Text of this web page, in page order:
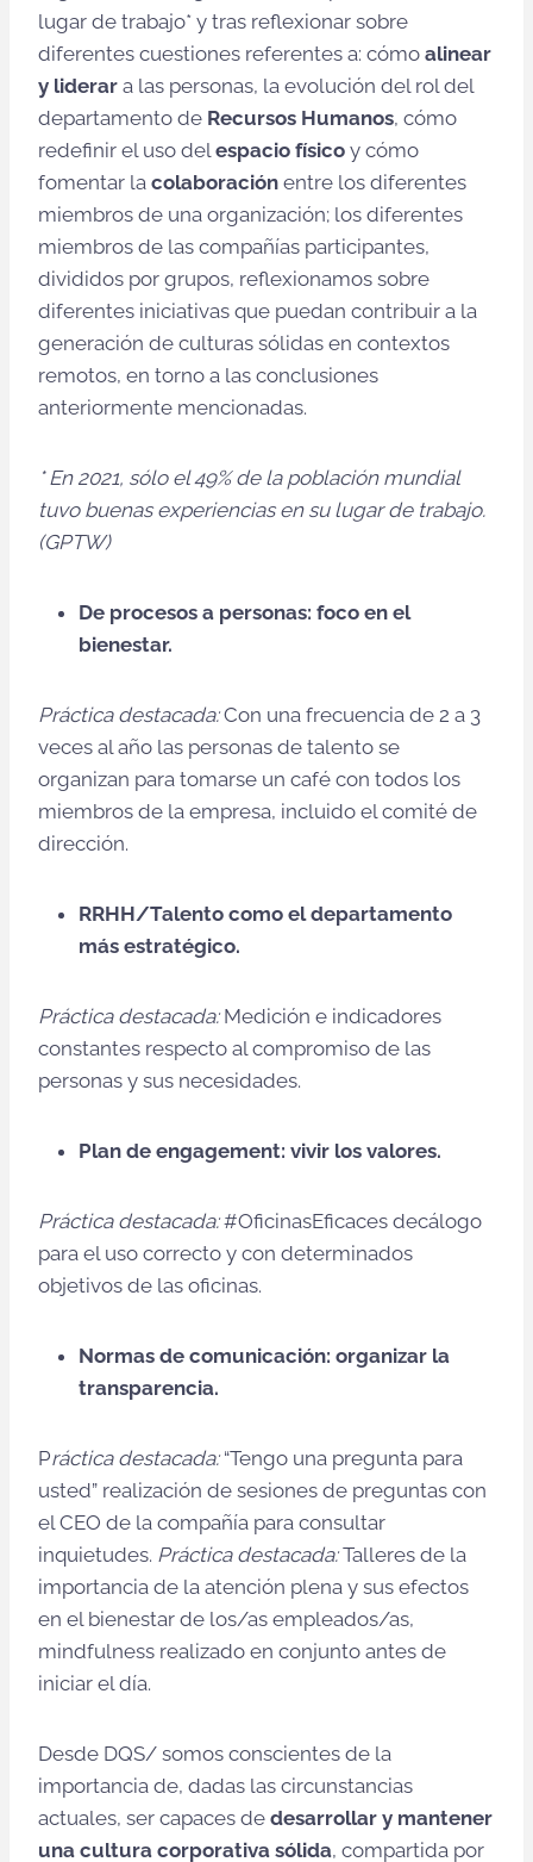
lugar de trabajo* y tras reflexionar sobre
diferentes cuestiones referentes a: cómo alinear
y liderar a las personas, la evolución del rol del
departamento de Recursos Humanos, cómo
redefinir el uso delespacio físico y cómo
fomentar la colaboración entre los diferentes
miembros de una organización; los diferentes
miembros de las compañías participantes,
divididos por grupos, reflexionamos sobre
diferentes iniciativas que puedan contribuir a la
generación de culturas sólidas en contextos
remotos, en torno a las conclusiones
anteriormente mencionadas.
* En 2021, sólo el 49% de la población mundial
tuvo buenas experiencias en su lugar de trabajo.
(GPTW)
De procesos a personas: foco en el
bienestar.
Práctica destacada:Con una frecuencia de 2 a 3
veces al año las personas de talento se
organizan para tomarse un café con todos los
miembros de la empresa, incluido el comité de
dirección.
RRHH/Talento como el departamento
más estratégico.
Práctica destacada:Medición e indicadores
constantes respecto al compromiso de las
personas y sus necesidades.
Plan de engagement: vivir los valores.
Práctica destacada:#OficinasEficaces decálogo
para el uso correcto y con determinados
objetivos de las oficinas.
Normas de comunicación: organizar la
transparencia.
Práctica destacada:“Tengo una pregunta para
usted” realización de sesiones de preguntas con
el CEO de la compañía para consultar
inquietudes. Práctica destacada:Talleres de la
importancia de la atención plena y sus efectos
en el bienestar de los/as empleados/as,
mindfulness realizado en conjunto antes de
iniciar el día.
Desde DQS/ somos conscientes de la
importancia de, dadas las circunstancias
actuales, ser capaces de desarrollar y mantener
una cultura corporativa sólida, compartida por